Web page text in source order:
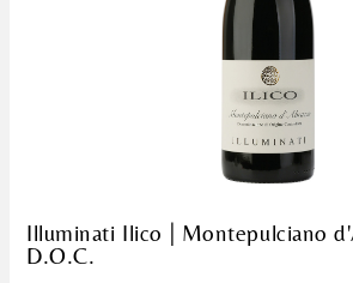
Illuminati Ilico | Montepulciano
D.O.C.